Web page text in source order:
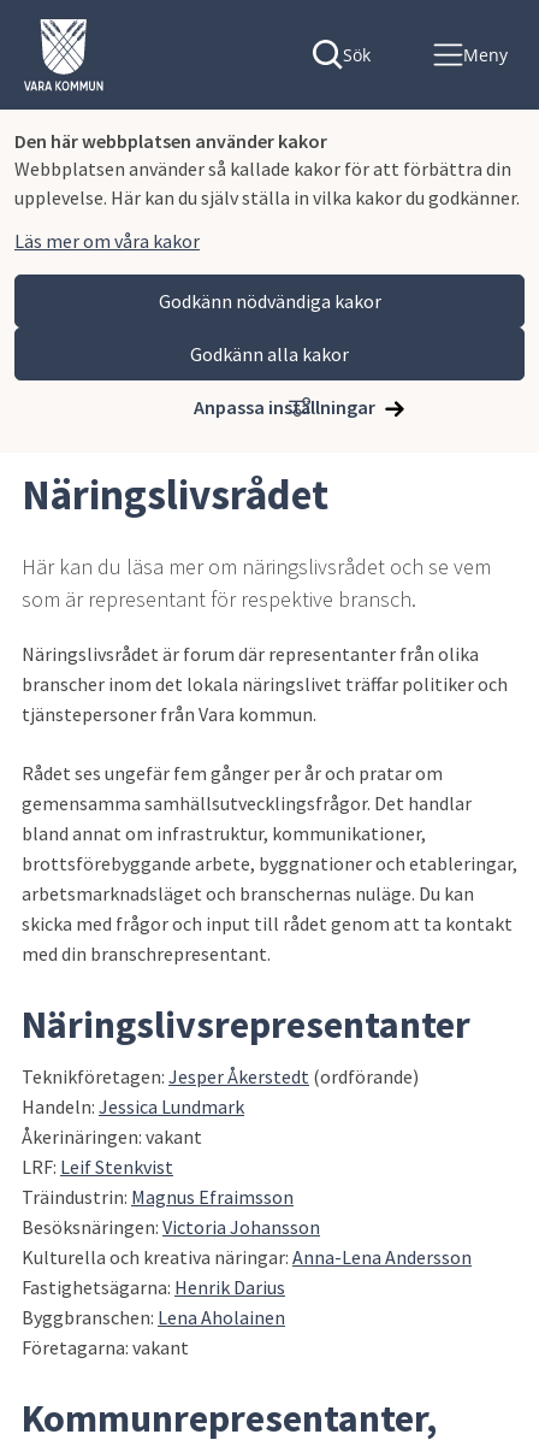
Den här webbplatsen använder kakor
Webbplatsen använder så kallade kakor för att förbättra din
upplevelse. Här kan du själv ställa in vilka kakor du godkänner.
Läs mer om våra kakor
Godkänn nödvändiga kakor
Godkänn alla kakor
Anpassa inställningar
Sök Meny
Vara kommun
Näringsliv och arbete
Nätverk, samarbeten och aktiviteter för näringslivet
Näringslivsrådet
Här kan du läsa mer om näringslivsrådet och se vem
som är representant för respektive bransch.
Näringslivsrådet är forum där representanter från olika
branscher inom det lokala näringslivet träffar politiker och
tjänstepersoner från Vara kommun.
Rådet ses ungefär fem gånger per år och pratar om
gemensamma samhällsutvecklingsfrågor. Det handlar
bland annat om infrastruktur, kommunikationer,
brottsförebyggande arbete, byggnationer och etableringar,
arbetsmarknadsläget och branschernas nuläge. Du kan
skicka med frågor och input till rådet genom att ta kontakt
med din branschrepresentant.
Näringslivsrepresentanter
Teknikföretagen: Jesper Åkerstedt (ordförande)
Handeln: Jessica Lundmark
Åkerinäringen: vakant
LRF: Leif Stenkvist
Träindustrin: Magnus Efraimsson
Besöksnäringen: Victoria Johansson
Kulturella och kreativa näringar: Anna-Lena Andersson
Fastighetsägarna: Henrik Darius
Byggbranschen: Lena Aholainen
Företagarna: vakant
Kommunrepresentanter,